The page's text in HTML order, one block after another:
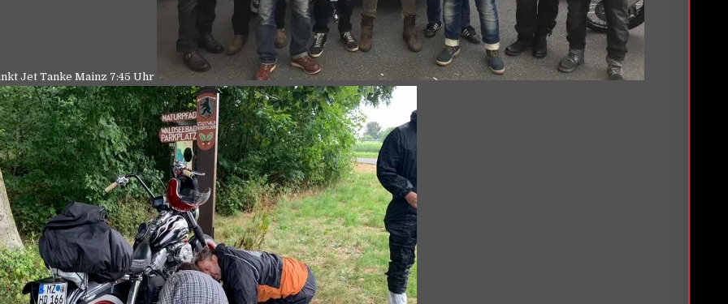
Jet Tanke Mainz 7:45 Uhr